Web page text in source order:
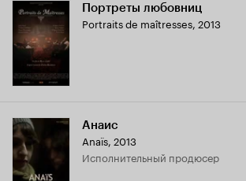
Портреты любовниц
Portraits de maîtresses, 2013
Анаис
Anaïs, 2013
исполнительный продюсер